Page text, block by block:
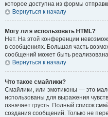
которое доступна из формы
Вернуться к началу
Могу ли я использовать HTML?
Нет. На этой конференции
в сообщениях. Большая часть
сообщений может быть
Вернуться к началу
Что такое смайлики?
Смайлики, или эмотиконы — это
использованы для выражения
означает грусть. Полный список
создания сообщений. Только не